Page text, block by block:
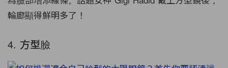
輪廊顯得鮮明多了！
4. 方型臉